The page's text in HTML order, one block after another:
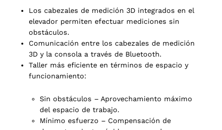
2 products
Los cabezales de medición 3D integrados en el
elevador permiten efectuar mediciones sin
obstáculos.
Comunicación entre los cabezales de medición
3D y la consola a través de Bluetooth.
Taller más eficiente en términos de espacio y
funcionamiento:
Sin obstáculos – Aprovechamiento máximo
del espacio de trabajo.
Mínimo esfuerzo – Compensación de